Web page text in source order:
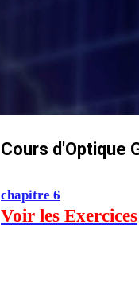
Cours d'Optique
chapitre 6
Voir les Exercices